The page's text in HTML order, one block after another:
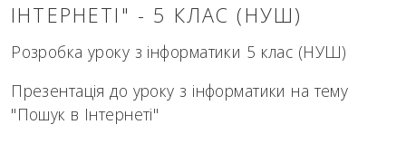
ІНТЕРНЕТІ" - 5 КЛАС (НУШ)
Розробка уроку з інформатики 5 клас (НУШ)
Презентація до уроку з інформатики на тему
"Пошук в Інтернеті"